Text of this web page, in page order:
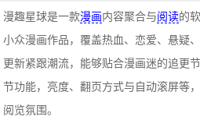
漫趣星球是一款漫画内容聚合与阅读的
小众漫画作品，覆盖热血、恋爱、悬疑
更新紧跟潮流，能够贴合漫画迷的追更
节功能，亮度、翻页方式与自动滚屏等
阅览氛围。